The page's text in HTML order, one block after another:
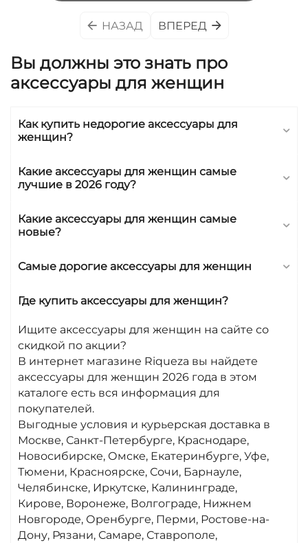
Вы должны это знать про
аксессуары для женщин
Как купить недорогие аксессуары для
женщин?
Какие аксессуары для женщин самые
лучшие в 2026 году?
Какие аксессуары для женщин самые
новые?
Самые дорогие аксессуары для женщин
Где купить аксессуары для женщин?
Ищите аксессуары для женщин на сайте со
скидкой по акции?
В интернет магазине Riqueza вы найдете
аксессуары для женщин 2026 года в этом
каталоге есть вся информация для
покупателей.
Выгодные условия и курьерская доставка в
Москве, Санкт-Петербурге, Краснодаре,
Новосибирске, Омске, Екатеринбурге, Уфе,
Тюмени, Красноярске, Сочи, Барнауле,
Челябинске, Иркутске, Калининграде,
Кирове, Воронеже, Волгограде, Нижнем
Новгороде, Оренбурге, Перми, Ростове-на-
Дону, Рязани, Самаре, Ставрополе,
НАЗАД ВПЕРЕД